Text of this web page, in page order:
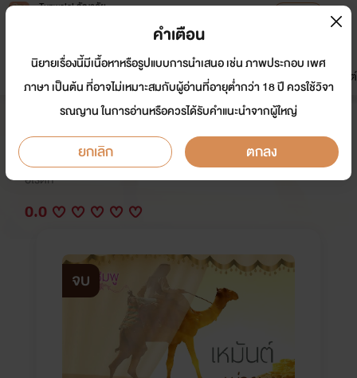
Tunwalai ธัญวลัย
หน้าแรก นิยาย อีบุ๊ก การ์ตูน
มาใหม่
ดรีมแชท ธัญลิสต์
เหมันต์พ่ายรัก (NC25++)
นักเขียน: บัวชมพู /ชมพูสิริน
อีโรติก
0.0
จบ
คำเตือน
นิยายเรื่องนี้มีเนื้อหาหรือรูปแบบการนำเสนอ เช่น ภาพประกอบ เพศ
ภาษา เป็นต้น ที่อาจไม่เหมาะสมกับผู้อ่านที่อายุต่ำกว่า 18 ปี ควรใช้วิจา
รณญาน ในการอ่านหรือควรได้รับคำแนะนำจากผู้ใหญ่
ยกเลิก ตกลง